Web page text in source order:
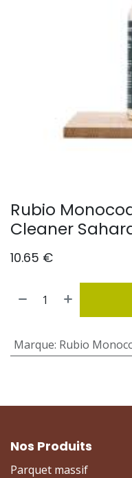
Rubio
Cleaner
10.65 €
Marque: Rubio
Nos Produits
Parquet massif